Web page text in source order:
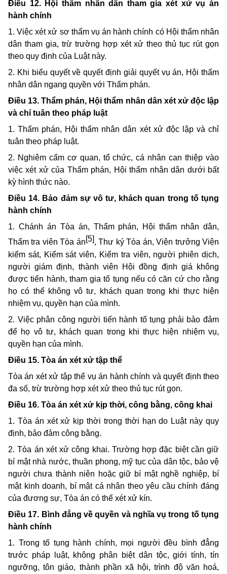
Điều 12. Hội thẩm nhân dân tham gia xét xử vụ án
hành chính
1.Việc xét xử sơ thẩm vụ án hành chính có Hội thẩm nhân
dân tham gia, trừ trường hợp xét xử theo thủ tục rút gọn
theo quy định của Luật này.
2. Khi biểu quyết về quyết định giải quyết vụ án, Hội thẩm
nhân dân ngang quyền với Thẩm phán.
Điều 13. Thẩm phán, Hội thẩm nhân dân xét xử độc lập
và chỉ tuân theo pháp luật
1. Thẩm phán, Hội thẩm nhân dân xét xử độc lập và chỉ
tuân theo pháp luật.
2. Nghiêm cấm cơ quan, tổ chức, cá nhân can thiệp vào
việc xét xử của Thẩm phán, Hội thẩm nhân dân dưới bất
kỳ hình thức nào.
Điều 14. Bảo đảm sự vô tư, khách quan trong tố tụng
hành chính
1. Chánh án Tòa án, Thẩm phán, Hội thẩm nhân dân,
Thẩm tra viên Tòa án[5], Thư ký Tòa án, Viện trưởng Viện
kiểm sát, Kiểm sát viên, Kiểm tra viên, người phiên dịch,
người giám định, thành viên Hội đồng định giá không
được tiến hành, tham gia tố tụng nếu có căn cứ cho rằng
họ có thể không vô tư, khách quan trong khi thực hiện
nhiệm vụ, quyền hạn của mình.
2. Việc phân công người tiến hành tố tụng phải bảo đảm
để họ vô tư, khách quan trong khi thực hiện nhiệm vụ,
quyền hạn của mình.
Điều 15. Tòa án xét xử tập thể
Tòa án xét xử tập thể vụ án hành chính và quyết định theo
đa số, trừ trường hợp xét xử theo thủ tục rút gọn.
Điều 16. Tòa án xét xử kịp thời, công bằng, công khai
1. Tòa án xét xử kịp thời trong thời hạn do Luật này quy
định, bảo đảm công bằng.
2. Tòa án xét xử công khai. Trường hợp đặc biệt cần giữ
bí mật nhà nước, thuần phong, mỹ tục của dân tộc, bảo vệ
người chưa thành niên hoặc giữ bí mật nghề nghiệp, bí
mật kinh doanh, bí mật cá nhân theo yêu cầu chính đáng
của đương sự, Tòa án có thể xét xử kín.
Điều 17. Bình đẳng về quyền và nghĩa vụ trong tố tụng
hành chính
1. Trong tố tụng hành chính, mọi người đều bình đẳng
trước pháp luật, không phân biệt dân tộc, giới tính, tín
ngưỡng, tôn giáo, thành phần xã hội, trình độ văn hoá,